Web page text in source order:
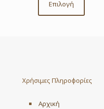
Επιλογή
This
product
be
on
Χρήσιμες Πληροφορίες
Αρχική